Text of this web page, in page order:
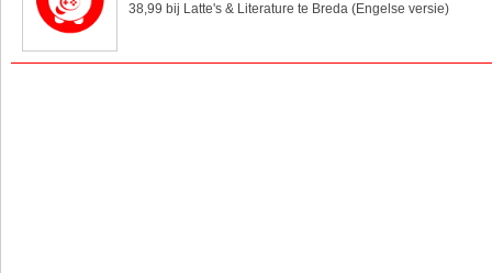
38,99 bij Latte's & Literature te Breda (Engelse versie)